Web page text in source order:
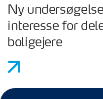
Ny
interesse for
boligejere